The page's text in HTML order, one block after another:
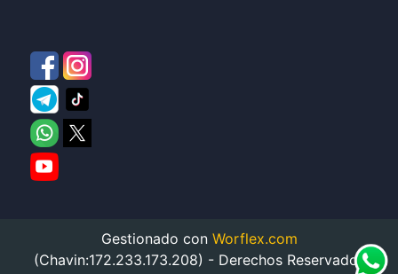
Gestionado con Worflex.com
(Chavin:172.233.173.208) - Derechos Reservados